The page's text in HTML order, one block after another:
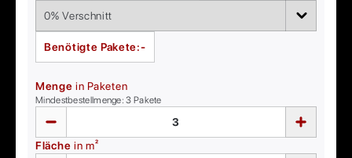
Benötigte Pakete:-
Menge in Paketen
Mindestbestellmenge:3 Pakete
Fläche in m²